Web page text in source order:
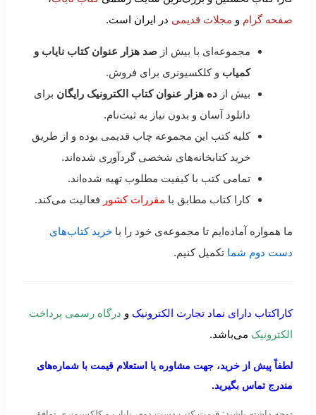
صفحه گرام و مجلات قدیمی در ایران است.
مجموعه‌ای با بیش از صد هزار عنوان کتاب نایاب و
کمیاب و کلکسیونری برای فروش.
بیش از ده هزار عنوان کتاب الکترونیک رایگان برای
دانلود آسان و بدون نیاز به ثبت‌نام.
کلیه کتب این مجموعه چاپ قدیمی بوده و از طریق
خرید کتابخانه‌های شخصی گردآوری شده‌اند.
تمامی کتب با کیفیت مطلوب تهیه شده‌اند.
کارا کتاب مطابق با مقررات کشور فعالیت می‌کند.
ما همواره آماده‌ایم تا مجموعه‌ی خود را با خرید کتاب‌های
دست دوم شما تکمیل کنیم.
کاراکتاب دارای نماد تجارت الکترونیک و درگاه رسمی پرداخت
الکترونیک می‌باشد.
لطفاً پیش از خرید، جهت مشاوره یا استعلام قیمت با شماره‌های
مندرج تماس بگیرید.